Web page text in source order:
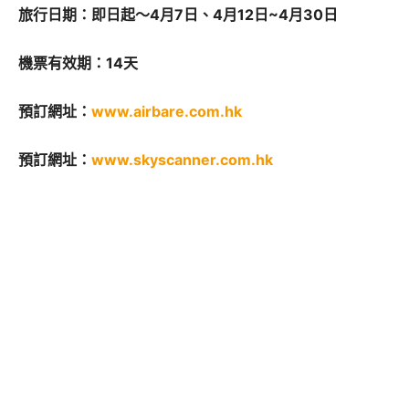
旅行日期：即日起～4月7日、4月12日~4月30日
機票有效期：14天
預訂網址： www.airbare.com.hk
預訂網址： www.skyscanner.com.hk